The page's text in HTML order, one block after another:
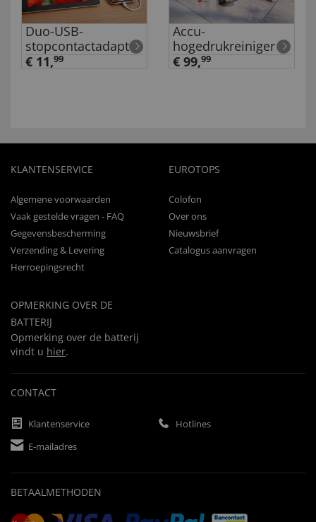
Duo-USB-
stopcontactadapter
€ 11,99
Accu-
hogedrukreiniger
€ 99,99
KLANTENSERVICE
Algemene voorwaarden
Vaak gestelde vragen - FAQ
Gegevensbescherming
Verzending & Levering
Herroepingsrecht
OPMERKING OVER DE
BATTERIJ
Opmerking over de batterij
vindt u hier.
EUROTOPS
Colofon
Over ons
Nieuwsbrief
Catalogus aanvragen
CONTACT
Klantenservice
Hotlines
E-mailadres
BETAALMETHODEN